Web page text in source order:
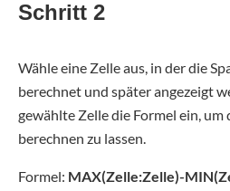
Schritt 2
Wähle eine Zelle aus, in der die
berechnet und später angezeigt
gewählte Zelle die Formel ein, um
berechnen zu lassen.
Formel: MAX(Zelle:Zelle)-